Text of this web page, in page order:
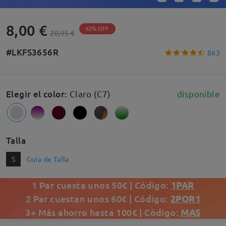
8,00 € 20,95 € 62% OFF
#LKFS3656R 863
Elegir el color: Claro (C7) disponible
Talla
S Guía de Talla
1 Par cuesta unos 50€ | Código: 1PAR
2 Par cuestan unos 60€ | Código: 2POR1
3+ Más ahorro hasta 100€ | Código: MAS